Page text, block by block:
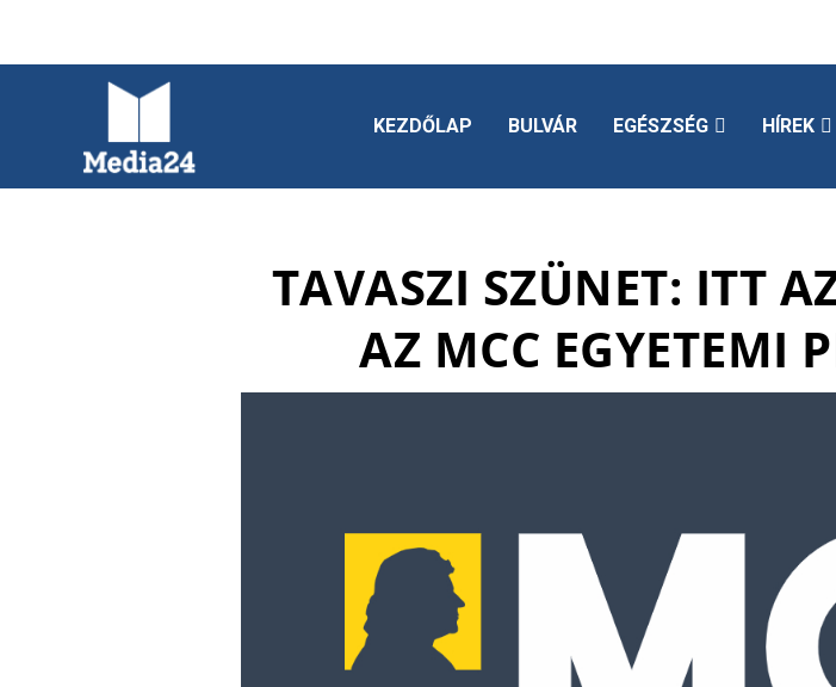
KEZDŐLAP BULVÁR EGÉSZSÉG HÍREK
TAVASZI SZÜNET: ITT
AZ MCC EGYETEMI